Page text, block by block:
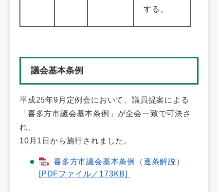
する。
議会基本条例
平成25年9月定例会において、議員提案による
「喜多方市議会基本条例」が全会一致で可決さ
れ、
10月1日から施行されました。
喜多方市議会基本条例（逐条解説）
[PDFファイル／173KB]